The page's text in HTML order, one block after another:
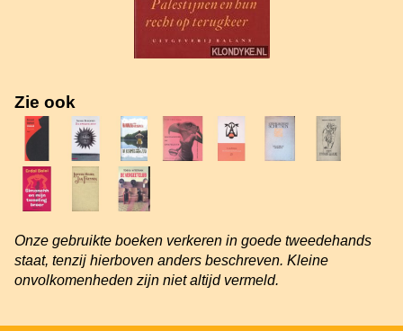
Zie ook
Onze gebruikte boeken verkeren in goede tweedehands
staat, tenzij hierboven anders beschreven. Kleine
onvolkomenheden zijn niet altijd vermeld.